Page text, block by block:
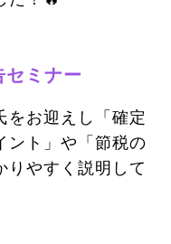
ミナー
をお迎えし「確定
ント」や「節税の
りやすく説明して